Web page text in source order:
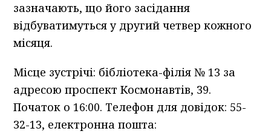
зазначають, що його засідання
відбуватимуться у другий четвер кожного
місяця.
Місце зустрічі: бібліотека-філія № 13 за
адресою проспект Космонавтів, 39.
Початок о 16:00. Телефон для довідок: 55-
32-13, електронна пошта: